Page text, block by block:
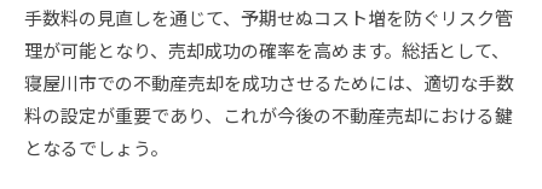
手数料の見直しを通じて、予期せぬコスト増を防ぐリスク管
理が可能となり、売却成功の確率を高めます。総括として、
寝屋川市での不動産売却を成功させるためには、適切な手数
料の設定が重要であり、これが今後の不動産売却における鍵
となるでしょう。